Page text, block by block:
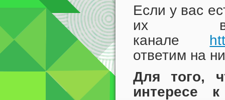
Если у вас
их в
канале
ответим на
Для того,
интересе